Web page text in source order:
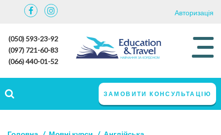
Авторизація
(050) 593-23-92
(097) 721-60-83
(066) 440-01-52
ЗАМОВИТИ КОНСУЛЬТАЦІЮ